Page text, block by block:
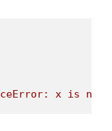
x is not